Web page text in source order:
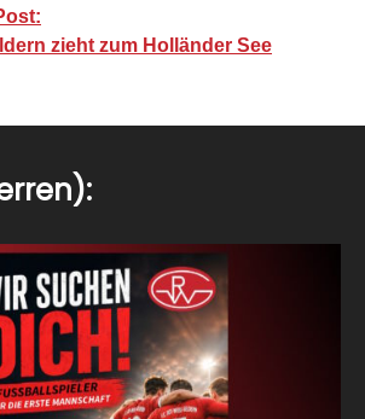
zieht zum Holländer See